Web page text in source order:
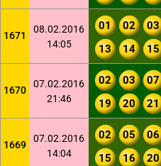
1671
08.02.2016
14:05
01 02 03
13
14 15
1670
07.02.2016
21:46
02 03 07
19
20 21
1669
07.02.2016
14:04
02 05 06
15
16 20